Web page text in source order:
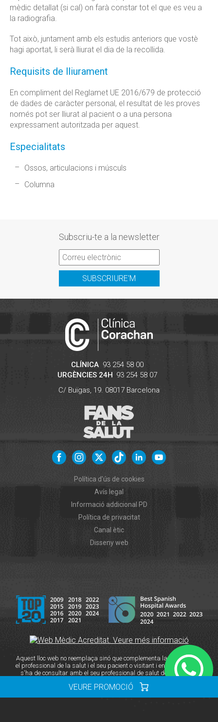
VEURE PROMOCIÓ
mèdic detallat (si cal) on farà constar tot el que es veu a
la radiografia.
Tot això, juntament amb els estudis anteriors que vostè
hagi aportat, li serà lliurat el dia de la recollida.
Requisits de lliurament
En compliment del Reglamet UE 2016/679 de protecció
de dades de caràcter personal, el resultat de les proves
només pot ser lliurat al pacient o a una persona
expressament autoritzada per aquest.
Especialitats
Ossos, articulacions i músculs
Columna
Subscriu-te a la newsletter
SUBSCRIURE'M
CLÍNICA 93 254 58 00
URGÈNCIES 24H 93 254 58 07
C/ Buïgas, 19. 08017 Barcelona
Política d'ús de cookies
Avís legal
Informació addicional PD
Política de privacitat
Canal ètic
Disseny web
Aquest lloc web no reemplaça sinó que complementa la relació entre
el professional de la salut i el seu pacient o visitant i en cas de dubte
s'ha de consultar amb el seu professional de salut de referència.